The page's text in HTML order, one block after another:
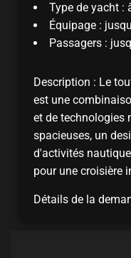
Type de yacht :
Équipage :
Passagers :
Description : Le
est une
et de technologies
spacieuses, un
d'activités
pour une croisière
Détails de la